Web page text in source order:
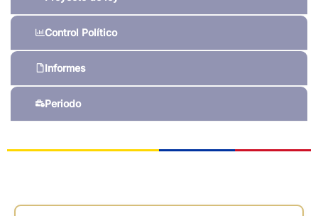
Control Político
Informes
Periodo